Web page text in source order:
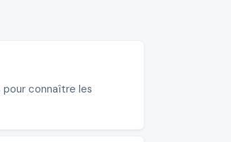
connaître les